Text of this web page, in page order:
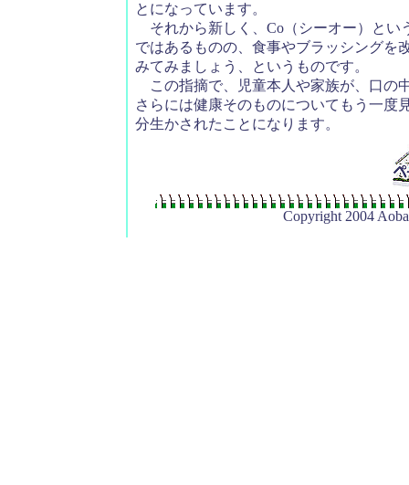
とになっています。
それから新しく、Co（シーオー）とい
ではあるものの、食事やブラッシングを
みてみましょう、というものです。
この指摘で、児童本人や家族が、口の
さらには健康そのものについてもう一度
分生かされたことになります。
Copyright 2004